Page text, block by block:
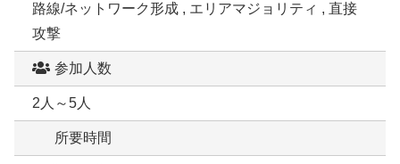
路線/ネットワーク形成 , エリアマジョリティ , 直接
攻撃
参加人数
2人～5人
所要時間